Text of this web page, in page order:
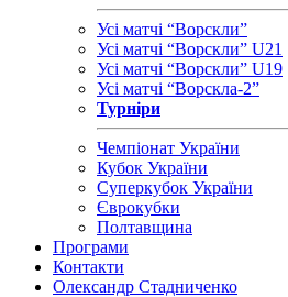
Усі матчі “Ворскли”
Усі матчі “Ворскли” U21
Усі матчі “Ворскли” U19
Усі матчі “Ворскла-2”
Турніри
Чемпіонат України
Кубок України
Суперкубок України
Єврокубки
Полтавщина
Програми
Контакти
Олександр Стадниченко